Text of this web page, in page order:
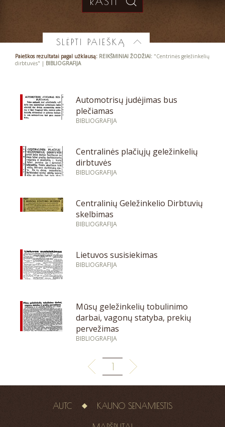
SLĖPTI PAIEŠKĄ
Paieškos rezultatai pagal užklausą: REIKŠMINIAI ŽODŽIAI: "Centrinės geležinkelių
dirbtuvės" | BIBLIOGRAFIJA
Automotrisų judėjimas bus
plečiamas
BIBLIOGRAFIJA
Centralinės plačiųjų geležinkelių
dirbtuvės
BIBLIOGRAFIJA
Centralinių Geležinkelio Dirbtuvių
skelbimas
BIBLIOGRAFIJA
Lietuvos susisiekimas
BIBLIOGRAFIJA
Mūsų geležinkelių tobulinimo
darbai, vagonų statyba, prekių
pervežimas
BIBLIOGRAFIJA
1
AUTC KAUNO SENAMIESTIS